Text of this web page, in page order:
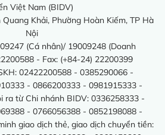
Việt Nam (BIDV)
Khải, Phường Hoàn Kiếm, TP Hà
Nội
(Cá nhân)/ 19009248 (Doanh
- Fax: (+84-24) 22200399
02422200588 - 0385290066 -
- 0866200333 - 0981915333 -
ra từ Chi nhánh BIDV: 0336258333 -
- 0766056388 - 0852198088 -
giao dịch thẻ, giao dịch chuyển tiền: